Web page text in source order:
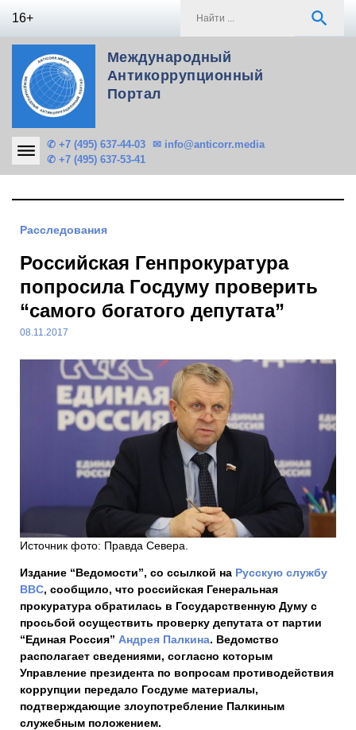
16+ search
Международный
Антикоррупционный
Портал
✆ +7 (495) 637-44-03
✆ +7 (495) 637-53-41
✉ info@anticorr.media
Расследования
Российская Генпрокуратура
попросила Госдуму проверить
“самого богатого депутата”
08.11.2017
Источник фото: Правда Севера.
Издание “Ведомости”, со ссылкой на Русскую службу
BBC, сообщило, что российская Генеральная
прокуратура обратилась в Государственную Думу с
просьбой осуществить проверку депутата от партии
“Единая Россия” Андрея Палкина. Ведомство
располагает сведениями, согласно которым
Управление президента по вопросам противодействия
коррупции передало Госдуме материалы,
подтверждающие злоупотребление Палкиным
служебным положением.